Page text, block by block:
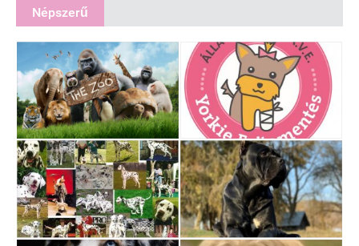
Népszerű